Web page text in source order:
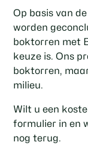
Op basis van
worden
boktorren met
keuze is. Ons
boktorren,
milieu.
Wilt u een
formulier in en
nog terug.